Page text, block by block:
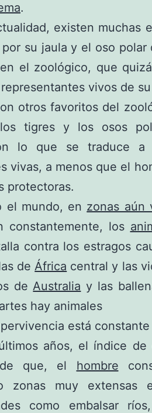
.
existen muchas
su jaula y el oso
el zoológico, que
vivos de
otros favoritos del
tigres y los osos
lo que se traduce a
vivas, a menos que el
protectoras.
el mundo, en zonas aún
constantemente, los
contra los estragos
deÁfrica central y las
deAustralia y las
hay animales
está constante
años, el índice
que, el hombre
zonas muy extensas
como embalsar